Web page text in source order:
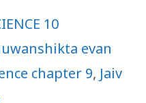
10
evan
chapter 9, Jaiv